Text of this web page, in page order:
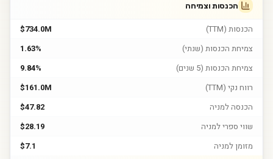
הכנסות וצמיחה
הכנסות (TTM)
$734.0M
צמיחת הכנסות (שנתי)
1.63%
צמיחת הכנסות (5 שנים)
9.84%
רווח נקי (TTM)
$161.0M
הכנסה למניה
$47.82
שווי ספרי למניה
$28.19
מזומן למניה
$7.1